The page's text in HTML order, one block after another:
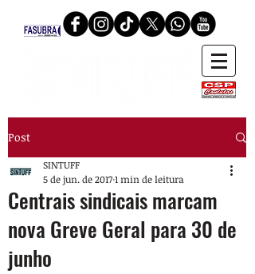
Post
Centrais sindicais marcam
nova Greve Geral para 30 de
junho
SINTUFF
5 de jun. de 20171 min de leitura